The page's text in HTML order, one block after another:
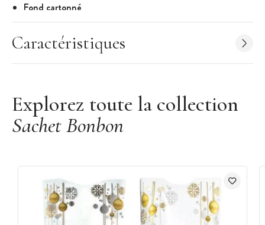
Fond cartonné
Dimensions : 14 x 30,5 cm
Liens de fermeture non fournis
Caractéristiques
Explorez toute la collection
Sachet Bonbon